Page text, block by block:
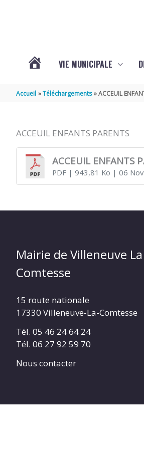
VIE MUNICIPALE
Accueil Téléchargements ACCEUIL
ACCEUIL ENFANTS PARENTS
ACCEUIL ENFANTS
PDF| 943,81 Ko | 06
Mairie de Villeneuve La
Comtesse
15 route nationale
17330 Villeneuve-La-Comtesse
Tél. 05 46 24 64 24
Tél. 06 27 92 59 70
Nous contacter